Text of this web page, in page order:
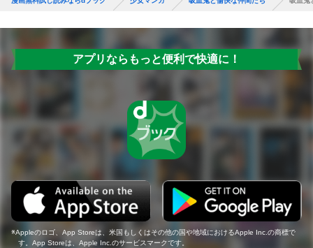
アプリならもっと便利で快適に！
Appleのロゴ、App Storeは、米国もしくはその他の国や地域におけるApple Inc.の商標で
す。App Storeは、Apple Inc.のサービスマークです。